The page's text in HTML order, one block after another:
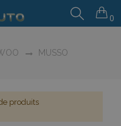
0
MUSSO
produits